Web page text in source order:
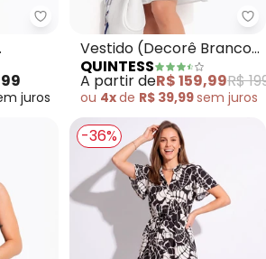
Quintess - Vestido (Barrado
juros
Vestido (Decorê Branco)
em Crepe Plano
QUINTESS
A partir deR$ 159,99R$
ou 4xde R$ 39,99sem juros
-36%